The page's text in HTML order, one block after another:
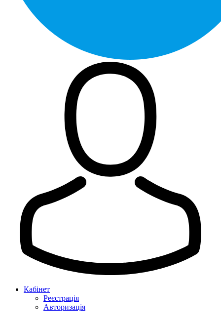
Кабінет
Реєстрація
Авторизація